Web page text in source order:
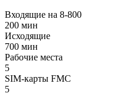
Входящие на 8-800
200 мин
Исходящие
700 мин
Рабочие места
5
SIM-карты FMC
5